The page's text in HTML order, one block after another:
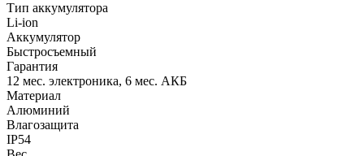
Тип аккумулятора
Li-ion
Аккумулятор
Быстросъемный
Гарантия
12 мес. электроника, 6 мес. АКБ
Материал
Алюминий
Влагозащита
IP54